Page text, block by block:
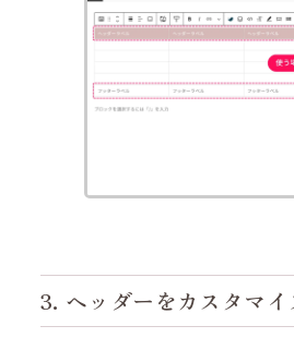
3. ヘッダーをカスタマイ